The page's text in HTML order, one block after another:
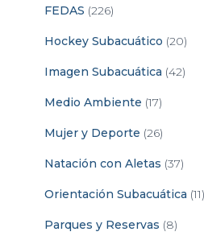
FEDAS (226)
Hockey Subacuático (20)
Imagen Subacuática (42)
Medio Ambiente (17)
Mujer y Deporte (26)
Natación con Aletas (37)
Orientación Subacuática (11)
Parques y Reservas (8)